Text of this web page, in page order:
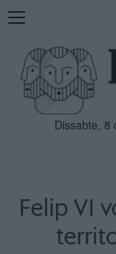
Mostra
navegació
Dissabte, 8
Felip VI